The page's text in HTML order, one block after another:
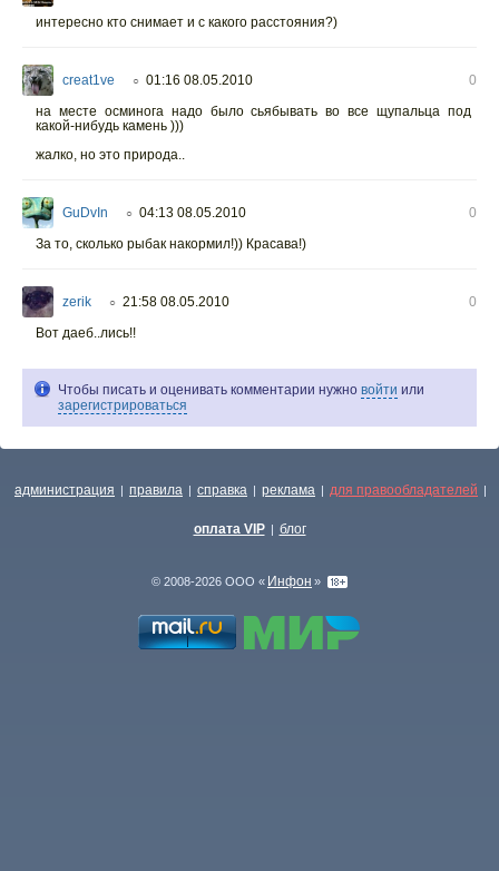
интересно кто снимает и с какого расстояния?)
creat1ve ○ 01:16 08.05.2010
0
на месте осминога надо было сьябывать во все щупальца под
какой-нибудь камень )))
жалко, но это природа..
GuDvIn ○ 04:13 08.05.2010
0
За то, сколько рыбак накормил!)) Красава!)
zerik ○ 21:58 08.05.2010
0
Вот даеб..лись!!
Чтобы писать и оценивать комментарии нужно войти или
зарегистрироваться
администрация | правила | справка | реклама | для правообладателей |
оплата VIP | блог
© 2008-2026 ООО « Инфон »